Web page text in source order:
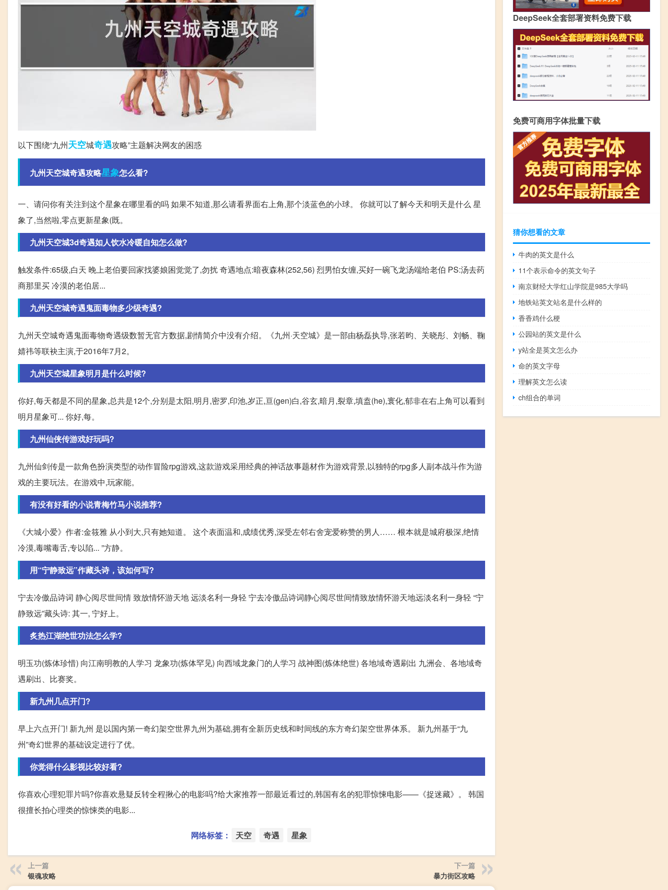
以下围绕“九州天空城奇遇攻略”主题解决网友的困惑
九州天空城奇遇攻略星象怎么看?
一、请问你有关注到这个星象在哪里看的吗 如果不知道,那么请看界面右上角,那个淡蓝色的小球。 你就可以了解今天和明天是什么 星
象了,当然啦,零点更新星象(既。
九州天空城3d奇遇如人饮水冷暖自知怎么做?
触发条件:65级,白天 晚上老伯要回家找婆娘困觉觉了,勿扰 奇遇地点:暗夜森林(252,56) 烈男怕女缠,买好一碗飞龙汤端给老伯 PS:汤去药
商那里买 冷漠的老伯居...
九州天空城奇遇鬼面毒物多少级奇遇?
九州天空城奇遇鬼面毒物奇遇级数暂无官方数据,剧情简介中没有介绍。《九州·天空城》是一部由杨磊执导,张若昀、关晓彤、刘畅、鞠
婧祎等联袂主演,于2016年7月2。
九州天空城星象明月是什么时候?
你好,每天都是不同的星象,总共是12个,分别是太阳,明月,密罗,印池,岁正,亘(gen)白,谷玄,暗月,裂章,填盍(he),寰化,郁非在右上角可以看到
明月星象可... 你好,每。
九州仙侠传游戏好玩吗?
九州仙剑传是一款角色扮演类型的动作冒险rpg游戏,这款游戏采用经典的神话故事题材作为游戏背景,以独特的rpg多人副本战斗作为游
戏的主要玩法。在游戏中,玩家能。
有没有好看的小说青梅竹马小说推荐?
《大城小爱》作者:金筱雅 从小到大,只有她知道。 这个表面温和,成绩优秀,深受左邻右舍宠爱称赞的男人…… 根本就是城府极深,绝情
冷漠,毒嘴毒舌,专以陷... ”方静。
用“宁静致远”作藏头诗，该如何写?
宁去冷傲品诗词 静心阅尽世间情 致放情怀游天地 远淡名利一身轻 宁去冷傲品诗词静心阅尽世间情致放情怀游天地远淡名利一身轻 “宁
静致远”藏头诗: 其一, 宁好上。
炙热江湖绝世功法怎么学?
明玉功(炼体珍惜) 向江南明教的人学习 龙象功(炼体罕见) 向西域龙象门的人学习 战神图(炼体绝世) 各地域奇遇刷出 九洲会、各地域奇
遇刷出、比赛奖。
新九州几点开门?
早上六点开门! 新九州 是以国内第一奇幻架空世界九州为基础,拥有全新历史线和时间线的东方奇幻架空世界体系。 新九州基于“九
州”奇幻世界的基础设定进行了优。
你觉得什么影视比较好看?
你喜欢心理犯罪片吗?你喜欢悬疑反转全程揪心的电影吗?给大家推荐一部最近看过的,韩国有名的犯罪惊悚电影——《捉迷藏》。 韩国
很擅长拍心理类的惊悚类的电影...
网络标签： 天空 奇遇 星象
上一篇
银魂攻略
下一篇
暴力街区攻略
DeepSeek全套部署资料免费下载
免费可商用字体批量下载
猜你想看的文章
牛肉的英文是什么
11个表示命令的英文句子
南京财经大学红山学院是985大学吗
地铁站英文站名是什么样的
香香鸡什么梗
公园站的英文是什么
y站全是英文怎么办
命的英文字母
理解英文怎么读
ch组合的单词